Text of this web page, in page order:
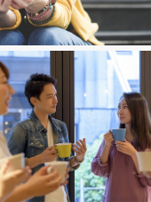
あるある
その他
ドキドキ
仕事とキャリア
特集